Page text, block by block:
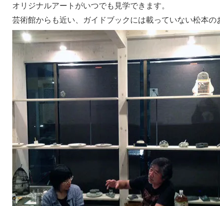
オリジナルアートがいつでも見学できます。
芸術館からも近い、ガイドブックには載っていない松本の